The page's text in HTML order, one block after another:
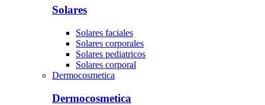
Solares
Solares faciales
Solares corporales
Solares pediatricos
Solares corporal
Dermocosmetica
Dermocosmetica